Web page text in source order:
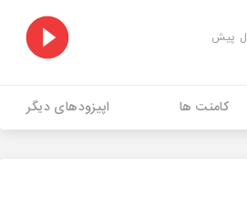
کامنت ها اپیزودهای دیگر